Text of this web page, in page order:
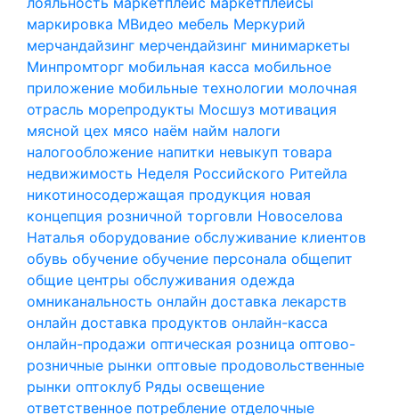
маркировка МВидео мебель Меркурий
мерчандайзинг мерчендайзинг минимаркеты
Минпромторг мобильная касса мобильное
приложение мобильные технологии молочная
отрасль морепродукты Мосшуз мотивация
мясной цех мясо наём найм налоги
налогообложение напитки невыкуп товара
недвижимость Неделя Российского Ритейла
никотиносодержащая продукция новая
концепция розничной торговли Новоселова
Наталья оборудование обслуживание клиентов
обувь обучение обучение персонала общепит
общие центры обслуживания одежда
омниканальность онлайн доставка лекарств
онлайн доставка продуктов онлайн-касса
онлайн-продажи оптическая розница оптово-
розничные рынки оптовые продовольственные
рынки оптоклуб Ряды освещение
ответственное потребление отделочные